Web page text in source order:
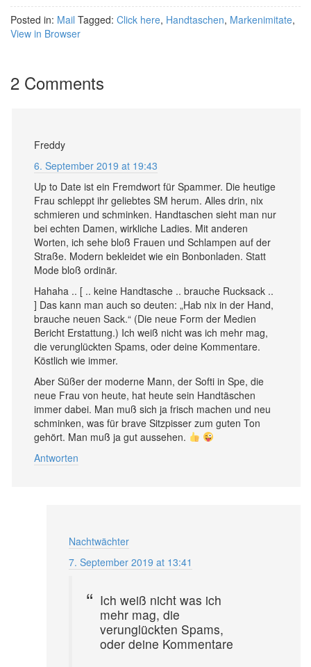
Posted in: Mail Tagged: Click here, Handtaschen, Markenimitate,
View in Browser
2 Comments
Freddy
6. September 2019 at 19:43
Up to Date ist ein Fremdwort für Spammer. Die heutige
Frau schleppt ihr geliebtes SM herum. Alles drin, nix
schmieren und schminken. Handtaschen sieht man nur
bei echten Damen, wirkliche Ladies. Mit anderen
Worten, ich sehe bloß Frauen und Schlampen auf der
Straße. Modern bekleidet wie ein Bonbonladen. Statt
Mode bloß ordinär.
Hahaha .. [ .. keine Handtasche .. brauche Rucksack ..
] Das kann man auch so deuten: „Hab nix in der Hand,
brauche neuen Sack.“ (Die neue Form der Medien
Bericht Erstattung.) Ich weiß nicht was ich mehr mag,
die verunglückten Spams, oder deine Kommentare.
Köstlich wie immer.
Aber Süßer der moderne Mann, der Softi in Spe, die
neue Frau von heute, hat heute sein Handtäschen
immer dabei. Man muß sich ja frisch machen und neu
schminken, was für brave Sitzpisser zum guten Ton
gehört. Man muß ja gut aussehen.
Antworten
Nachtwächter
7. September 2019 at 13:41
Ich weiß nicht was ich
mehr mag, die
verunglückten Spams,
oder deine Kommentare